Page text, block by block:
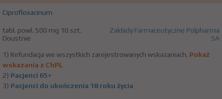
Ciprofloxacinum
tabl. powl. 500 mg 10 szt.
Doustnie
Zakłady Farmaceutyczne Polpharma
SA
1) Refundacja we wszystkich zarejestrowanych wskazaniach. Pokaż
wskazania z ChPL
2) Pacjenci 65+
3) Pacjenci do ukończenia 18 roku życia